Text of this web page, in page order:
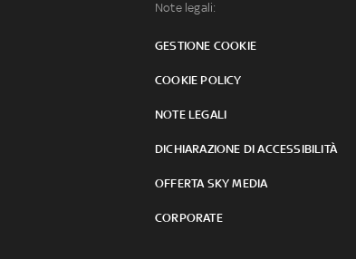
Note legali:
GESTIONE COOKIE
COOKIE POLICY
NOTE LEGALI
DICHIARAZIONE DI ACCESSIBILITÀ
OFFERTA SKY MEDIA
CORPORATE